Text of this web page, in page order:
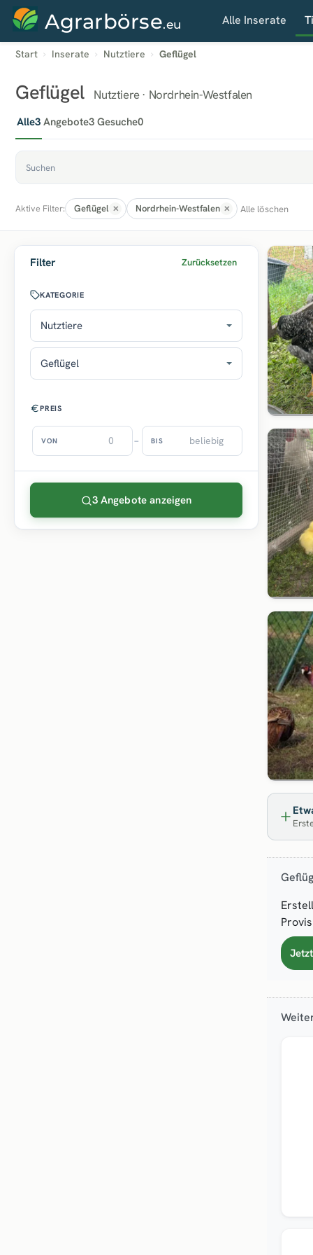
Agrarbörse.eu Alle Inserate
Start Inserate Nutztiere Geflügel
Geflügel Nutztiere · Nordrhein-Westfalen
Alle3 Angebote3 Gesuche0
Aktive Filter: Geflügel Nordrhein-Westfalen Alle löschen
Filter Zurücksetzen
KATEGORIE
Nutztiere
Geflügel
PREIS
VON – BIS
3 Angebote anzeigen